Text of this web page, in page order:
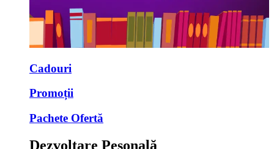
Cadouri
Promoții
Pachete Ofertă
Dezvoltare Pesonală